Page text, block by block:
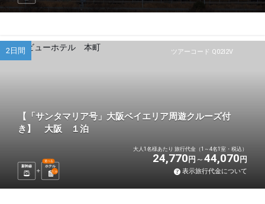
ツアーコード Q02I2V
2日間
【「サンタマリア号」大阪ベイエリア周遊クルーズ付
き】 大阪 １泊
新幹線 ホテル
選べる
1 泊
大人1名様あたり 旅行代金（1～4名1室・税込）
24,770 円 44,070 円
表示旅行代金について